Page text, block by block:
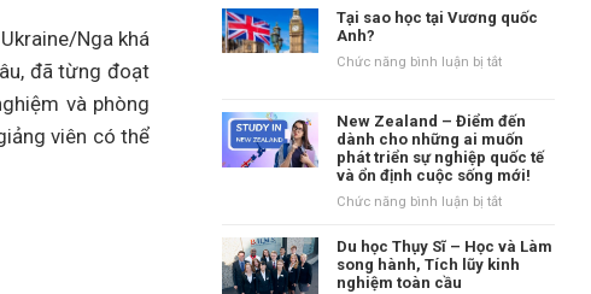
Nga khá
đã từng đoạt
và phòng
viên có thể
cầu
High
trung
học
danh
tiếng
tại
Waikato,
New
Tại sao học tại Vương quốc
Anh?
Chức năng bình luận bị tắtở
học
tại
Vương
quốc
Anh?
New Zealand – Điểm đến
dành cho những ai muốn
phát triển sự nghiệp quốc tế
và ổn định cuộc sống mới!
Chức năng bình luận bị tắtở
Zealand
–
Du học Thụy Sĩ – Học và Làm
song hành, Tích lũy kinh
nghiệm toàn cầu